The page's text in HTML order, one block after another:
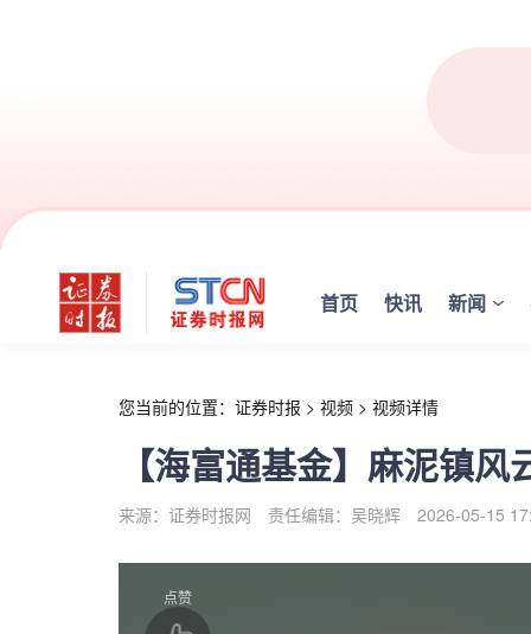
首页 快讯 新闻
您当前的位置： 证券时报 > 视频 > 视频详情
【海富通基金】麻泥镇
来源：证券时报网 责任编辑：吴晓辉 2026-05-15
点赞